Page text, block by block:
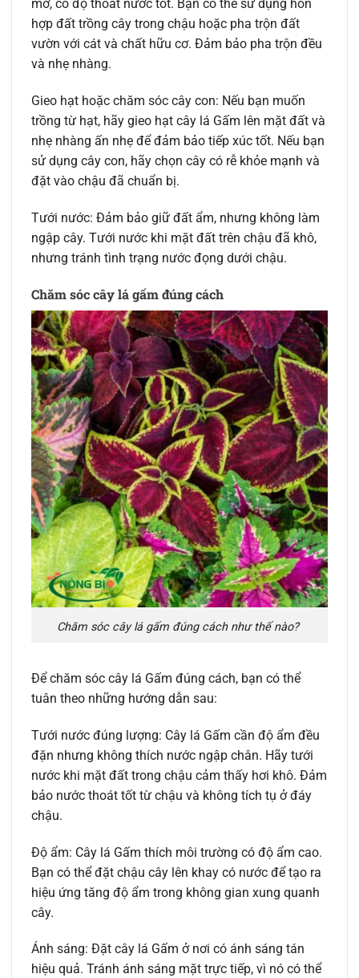
mỡ, có độ thoát nước tốt. Bạn có thể sử dụng hỗn
hợp đất trồng cây trong chậu hoặc pha trộn đất
vườn với cát và chất hữu cơ. Đảm bảo pha trộn đều
và nhẹ nhàng.
Gieo hạt hoặc chăm sóc cây con: Nếu bạn muốn
trồng từ hạt, hãy gieo hạt cây lá Gấm lên mặt đất và
nhẹ nhàng ấn nhẹ để đảm bảo tiếp xúc tốt. Nếu bạn
sử dụng cây con, hãy chọn cây có rễ khỏe mạnh và
đặt vào chậu đã chuẩn bị.
Tưới nước: Đảm bảo giữ đất ẩm, nhưng không làm
ngập cây. Tưới nước khi mặt đất trên chậu đã khô,
nhưng tránh tình trạng nước đọng dưới chậu.
Chăm sóc cây lá gấm đúng cách
Chăm sóc cây lá gấm đúng cách như thế nào?
Để chăm sóc cây lá Gấm đúng cách, bạn có thể
tuân theo những hướng dẫn sau:
Tưới nước đúng lượng: Cây lá Gấm cần độ ẩm đều
đặn nhưng không thích nước ngập chân. Hãy tưới
nước khi mặt đất trong chậu cảm thấy hơi khô. Đảm
bảo nước thoát tốt từ chậu và không tích tụ ở đáy
chậu.
Độ ẩm: Cây lá Gấm thích môi trường có độ ẩm cao.
Bạn có thể đặt chậu cây lên khay có nước để tạo ra
hiệu ứng tăng độ ẩm trong không gian xung quanh
cây.
Ánh sáng: Đặt cây lá Gấm ở nơi có ánh sáng tán
hiệu quả. Tránh ánh sáng mặt trực tiếp, vì nó có thể